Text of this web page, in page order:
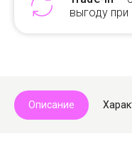
выгоду
Описание